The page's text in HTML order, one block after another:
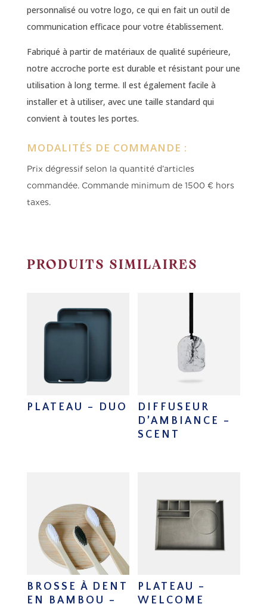
personnalisé ou votre logo, ce qui en fait un outil de
communication efficace pour votre établissement.
Fabriqué à partir de matériaux de qualité supérieure,
notre accroche porte est durable et résistant pour une
utilisation à long terme. Il est également facile à
installer et à utiliser, avec une taille standard qui
convient à toutes les portes.
MODALITÉS DE COMMANDE :
Prix dégressif selon la quantité d’articles
commandée. Commande minimum de 1500 € hors
taxes.
PRODUITS SIMILAIRES
PLATEAU – DUO
DIFFUSEUR
D’AMBIANCE –
SCENT
BROSSE À DENT
EN BAMBOU –
PLATEAU –
WELCOME